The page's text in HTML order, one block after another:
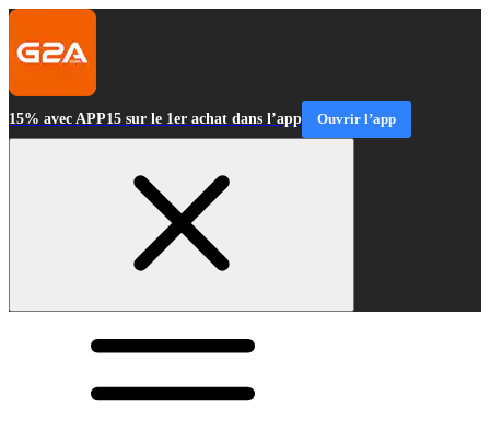
15% avec APP15 sur le 1er achat dans l’app Ouvrir l’app